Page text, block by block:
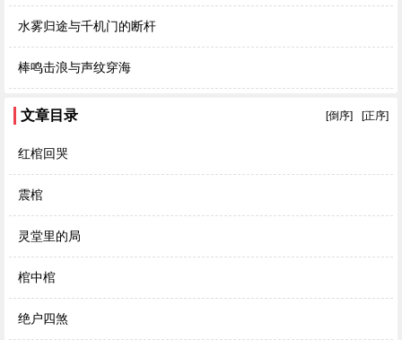
水雾归途与千机门的断杆
棒鸣击浪与声纹穿海
文章目录 [正序]
[倒序]
红棺回哭
震棺
灵堂里的局
棺中棺
绝户四煞